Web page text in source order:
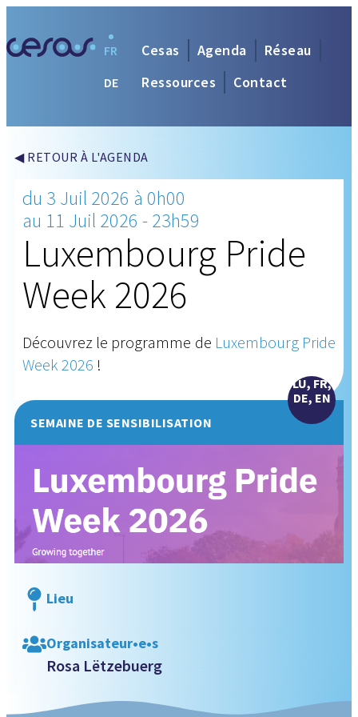
Cesas Agenda
Réseau
Ressources
Contact
FR
DE
◀ RETOUR À L'AGENDA
du 3 Juil 2026 à 0h00
au 11 Juil 2026 - 23h59
Luxembourg Pride
Week 2026
Découvrez le programme de Luxembourg Pride
Week 2026 !
SEMAINE DE SENSIBILISATION
LU, FR,
DE, EN
Lieu
Organisateur•e•s
Rosa Lëtzebuerg